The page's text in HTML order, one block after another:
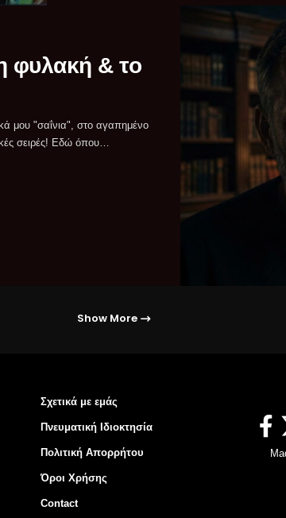
φυλακή & το
σειρές! Εδώ όπου…
Show More
Σχετικά με εμάς
Πνευματική Ιδιοκτησία
Πολιτική Απορρήτου
Όροι Χρήσης
Contact